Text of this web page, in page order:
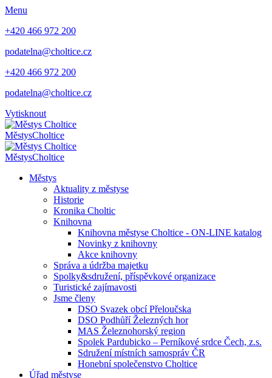
Menu
+420 466 972 200
podatelna@choltice.cz
+420 466 972 200
podatelna@choltice.cz
Vytisknout
MěstysCholtice
MěstysCholtice
Městys
Aktuality z městyse
Historie
Kronika Choltic
Knihovna
Knihovna městyse Choltice - ON-LINE katalog
Novinky z knihovny
Akce knihovny
Správa a údržba majetku
Spolky&sdružení, příspěvkové organizace
Turistické zajímavosti
Jsme členy
DSO Svazek obcí Přeloučska
DSO Podhůří Železných hor
MAS Železnohorský region
Spolek Pardubicko – Perníkové srdce Čech, z.s.
Sdružení místních samospráv ČR
Honební společenstvo Choltice
Úřad městyse